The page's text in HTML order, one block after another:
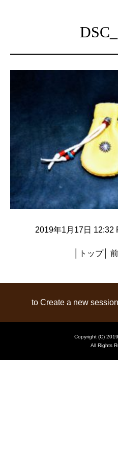
2019年1月17日
トップ│
to Create a new
Copyright (C)
All Rights